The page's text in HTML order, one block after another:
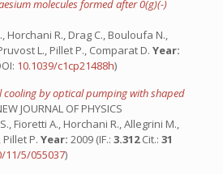
molecules formed after 0(g)(-)
Horchani R., Drag C., Bouloufa N.,
L., Pillet P., Comparat D. Year:
10.1039/c1cp21488h)
by optical pumping with shaped
JOURNAL OF PHYSICS
Fioretti A., Horchani R., Allegrini M.,
P. Year: 2009 (IF.: 3.312Cit.: 31
11/5/055037)